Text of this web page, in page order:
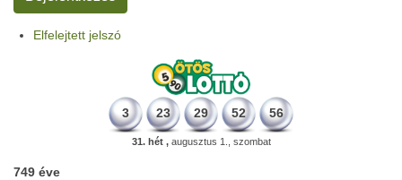
Elfelejtett jelszó
3 23 29 52 56
31. hét ,augusztus 1., szombat
749 éve